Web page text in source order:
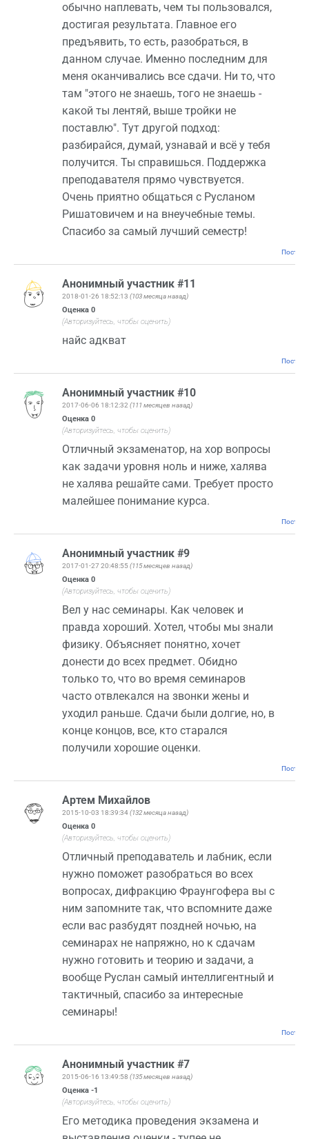
обычно наплевать, чем ты пользовался,
достигая результата. Главное его
предъявить, то есть, разобраться, в
данном случае. Именно последним для
меня оканчивались все сдачи. Ни то, что
там "этого не знаешь, того не знаешь -
какой ты лентяй, выше тройки не
поставлю". Тут другой подход:
разбирайся, думай, узнавай и всё у тебя
получится. Ты справишься. Поддержка
преподавателя прямо чувствуется.
Очень приятно общаться с Русланом
Ришатовичем и на внеучебные темы.
Спасибо за самый лучший семестр!
Анонимный участник #11
2018-01-26 18:52:13 (103 месяца назад)
Оценка 0
(Авторизуйтесь, чтобы оценить)
найс адкват
Анонимный участник #10
2017-06-06 18:12:32 (111 месяцев назад)
Оценка 0
(Авторизуйтесь, чтобы оценить)
Отличный экзаменатор, на хор вопросы
как задачи уровня ноль и ниже, халява
не халява решайте сами. Требует просто
малейшее понимание курса.
Анонимный участник #9
2017-01-27 20:48:55 (115 месяцев назад)
Оценка 0
(Авторизуйтесь, чтобы оценить)
Вел у нас семинары. Как человек и
правда хороший. Хотел, чтобы мы знали
физику. Объясняет понятно, хочет
донести до всех предмет. Обидно
только то, что во время семинаров
часто отвлекался на звонки жены и
уходил раньше. Сдачи были долгие, но, в
конце концов, все, кто старался
получили хорошие оценки.
Артем Михайлов
2015-10-03 18:39:34(132 месяца назад)
Оценка 0
(Авторизуйтесь, чтобы оценить)
Отличный преподаватель и лабник, если
нужно поможет разобраться во всех
вопросах, дифракцию Фраунгофера вы с
ним запомните так, что вспомните даже
если вас разбудят поздней ночью, на
семинарах не напряжно, но к сдачам
нужно готовить и теорию и задачи, а
вообще Руслан самый интеллигентный и
тактичный, спасибо за интересные
семинары!
Анонимный участник #7
2015-06-16 13:49:58 (135 месяцев назад)
Оценка -1
(Авторизуйтесь, чтобы оценить)
Его методика проведения экзамена и